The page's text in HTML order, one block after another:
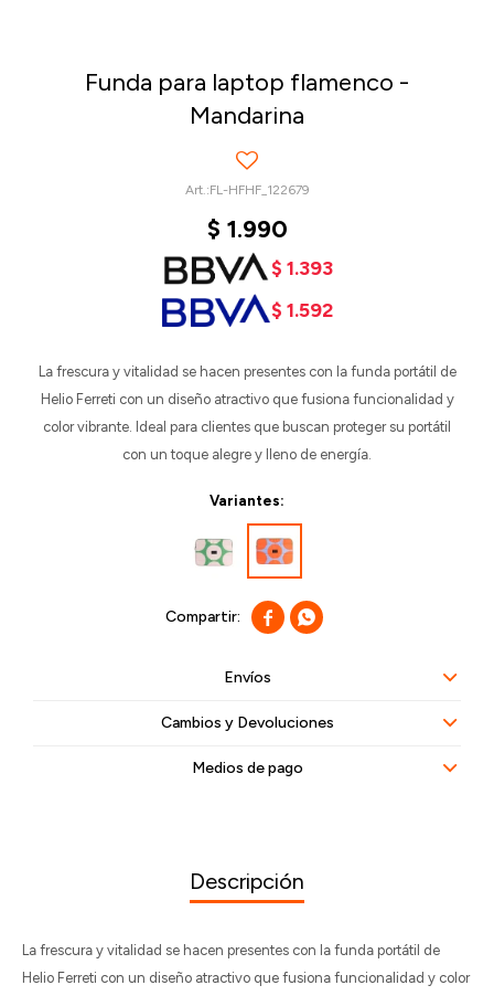
Funda para laptop flamenco -
Mandarina
FL-HFHF_122679
$ 1.990
$ 1.393
$ 1.592
La frescura y vitalidad se hacen presentes con la funda portátil de
Helio Ferreti con un diseño atractivo que fusiona funcionalidad y
color vibrante. Ideal para clientes que buscan proteger su portátil
con un toque alegre y lleno de energía.
Variantes:
 
Envíos
Cambios y Devoluciones
Medios de pago
Descripción
La frescura y vitalidad se hacen presentes con la funda portátil de
Helio Ferreti con un diseño atractivo que fusiona funcionalidad y color